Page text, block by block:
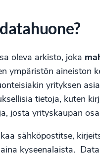
oleva arkisto, joka
ympäristön aineiston
yrityksen
tietoja, kuten
josta yrityskaupan
sähköpostitse,
kyseenalaista.